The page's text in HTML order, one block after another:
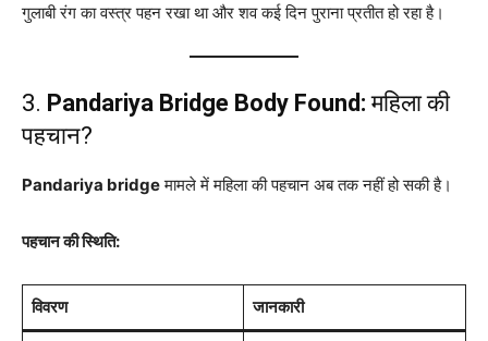
गुलाबी रंग का वस्त्र पहन रखा था और शव कई दिन पुराना प्रतीत हो रहा है।
3. Pandariya Bridge Body Found: महिला की
पहचान?
Pandariya bridgeमामले में महिला की पहचान अब तक नहीं हो सकी है।
पहचान की स्थिति:
विवरण जानकारी